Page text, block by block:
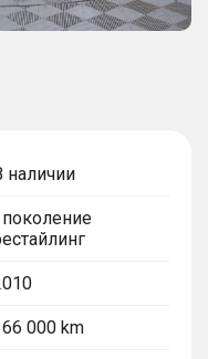
наличии
000 km